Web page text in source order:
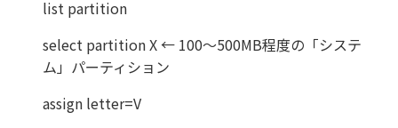
list partition
select partition X ← 100〜500MB程度の「システ
ム」パーティション
assign letter=V